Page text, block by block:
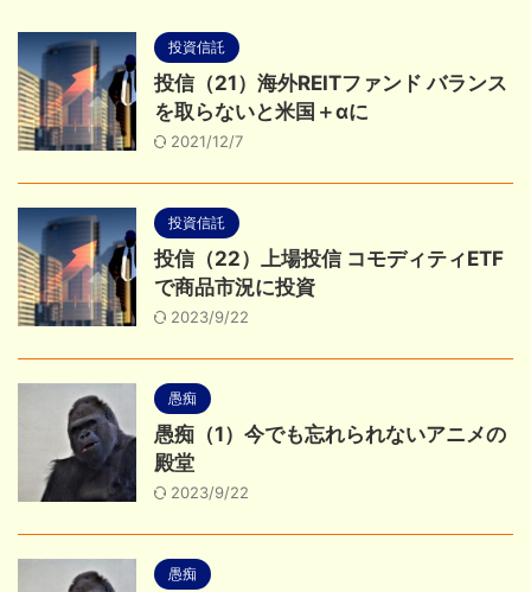
投資信託
投信（21）海外REITファンド バランス
を取らないと米国＋αに
2021/12/7
投資信託
投信（22）上場投信 コモディティETF
で商品市況に投資
2023/9/22
愚痴
愚痴（1）今でも忘れられないアニメの
殿堂
2023/9/22
愚痴